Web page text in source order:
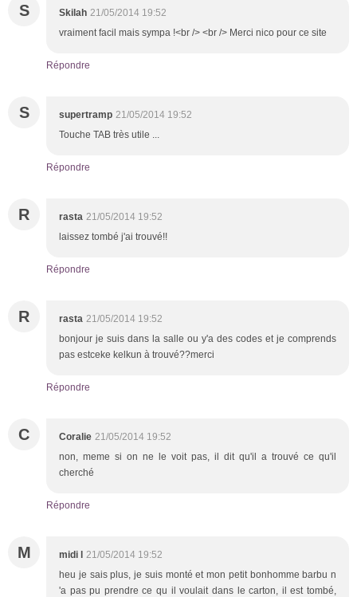
S Skilah 21/05/2014 19:52
vraiment facil mais sympa !<br /> <br /> Merci nico pour ce site
Répondre
S supertramp 21/05/2014 19:52
Touche TAB très utile ...
Répondre
R rasta 21/05/2014 19:52
laissez tombé j'ai trouvé!!
Répondre
R rasta 21/05/2014 19:52
bonjour je suis dans la salle ou y'a des codes et je comprends
pas estceke kelkun à trouvé??merci
Répondre
C Coralie 21/05/2014 19:52
non, meme si on ne le voit pas, il dit qu'il a trouvé ce qu'il
cherché
Répondre
M midi l 21/05/2014 19:52
heu je sais plus, je suis monté et mon petit bonhomme barbu n
'a pas pu prendre ce qu il voulait dans le carton, il est tombé,